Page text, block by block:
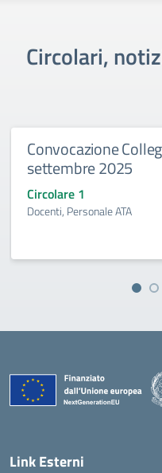
Circolari,
Convocazione
settembre 2025
Circolare 1
Docenti, Personale ATA
Link Esterni